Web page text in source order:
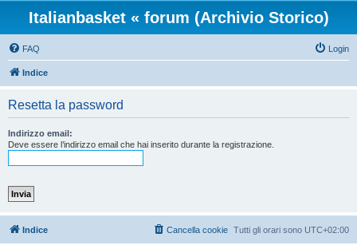
Italianbasket « forum (Archivio Storico)
FAQ Login
Indice
Resetta la password
Indirizzo email:
Deve essere l’indirizzo email che hai inserito durante la registrazione.
Indice Tutti gli orari sono UTC+02:00
Cancella cookie